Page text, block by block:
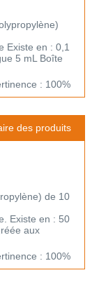
Existe en : 0,1
5 mL Boîte
: 100%
des produits
de 10
Existe en : 50
aux
: 100%